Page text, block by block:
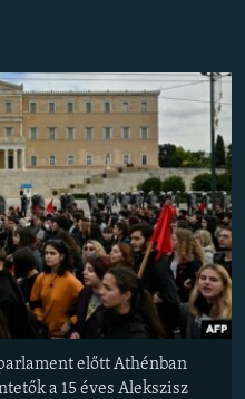
előtt Athénban
a 15 éves Alekszisz